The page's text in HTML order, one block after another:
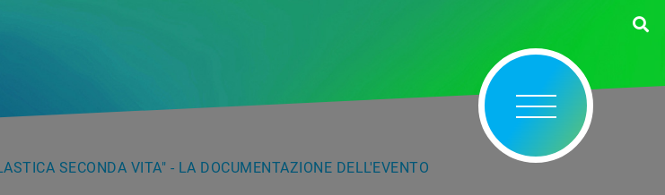
SECONDA VITA" - LA DOCUMENTAZIONE DELL'EVENTO